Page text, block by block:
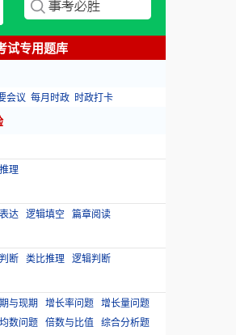
试专用题库
会议 每月时政 时政打卡
理
达 逻辑填空 篇章阅读
断 类比推理 逻辑判断
与现期 增长率问题 增长量问题
数问题 倍数与比值 综合分析题